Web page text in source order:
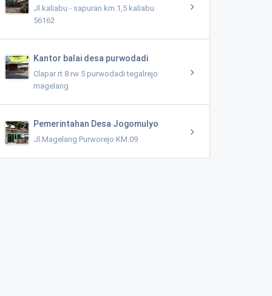
Jl.kaliabu - sapuran km.1,5 kaliabu
56162
Kantor balai desa purwodadi
Clapar rt 8 rw 5 purwodadi tegalrejo
magelang
Pemerintahan Desa Jogomulyo
Jl.Magelang Purworejo KM.09